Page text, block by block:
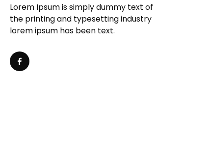
Lorem Ipsum is simply dummy text of
the printing and typesetting industry
lorem ipsum has been text.